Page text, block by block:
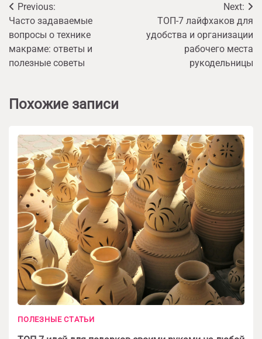
Навигация
по
записям
Previous:
Часто задаваемые
вопросы о технике
макраме: ответы и
полезные советы
Next:
ТОП-7 лайфхаков для
удобства и организации
рабочего места
рукодельницы
Похожие записи
ПОЛЕЗНЫЕ СТАТЬИ